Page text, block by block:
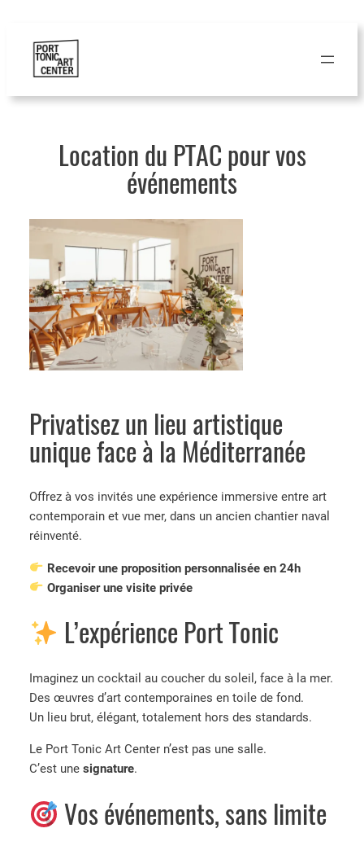
contenu
Location du PTAC pour vos
événements
Privatisez un lieu artistique
unique face à la Méditerranée
Offrez à vos invités une expérience immersive entre art
contemporain et vue mer, dans un ancien chantier naval
réinventé.
Recevoir une proposition personnalisée en 24h
Organiser une visite privée
L’expérience Port Tonic
Imaginez un cocktail au coucher du soleil, face à la mer.
Des œuvres d’art contemporaines en toile de fond.
Un lieu brut, élégant, totalement hors des standards.
Le Port Tonic Art Center n’est pas une salle.
C’est une signature.
Vos événements, sans limite